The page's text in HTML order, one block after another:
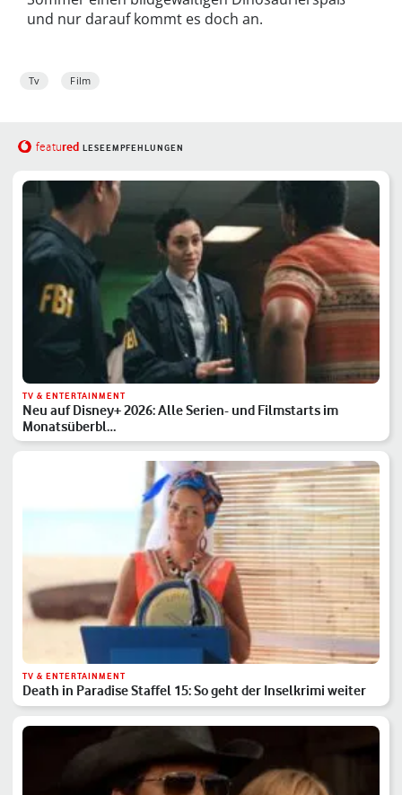
und nur darauf kommt es doch an.
Tv Film
featured LESEEMPFEHLUNGEN
TV & ENTERTAINMENT
Neu auf Disney+ 2026: Alle Serien- und Filmstarts im
Monatsüberbl…
TV & ENTERTAINMENT
Death in Paradise Staffel 15: So geht der Inselkrimi weiter